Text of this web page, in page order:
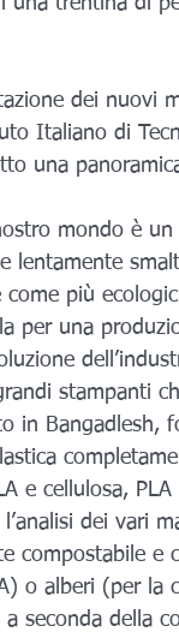
dei nuovi
Italiano di
una
mondo è un
lentamente
più
per una
stampanti
in Bangadlesh,
e cellulosa, PLA
dei vari
compostabile e
o alberi (per la
seconda della